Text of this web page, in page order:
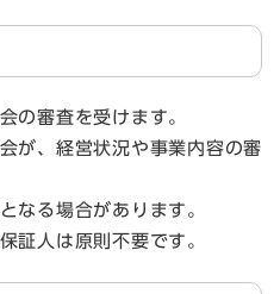
の審査を受けます。
が、経営状況や事業内容の審
なる場合があります。
証人は原則不要です。